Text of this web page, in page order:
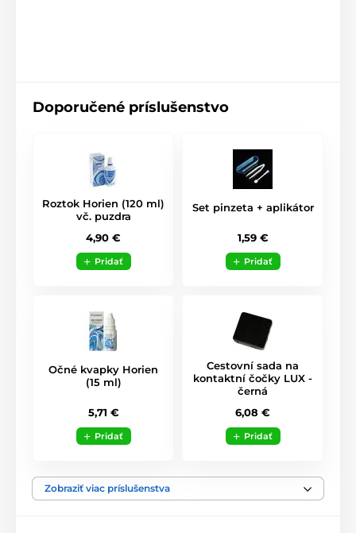
Doporučené príslušenstvo
Roztok Horien (120 ml)
vč. puzdra
4,90 €
Pridať
Set pinzeta + aplikátor
1,59 €
Pridať
Očné kvapky Horien
(15 ml)
5,71 €
Pridať
Cestovní sada na
kontaktní čočky LUX -
černá
6,08 €
Pridať
Zobraziť viac príslušenstva